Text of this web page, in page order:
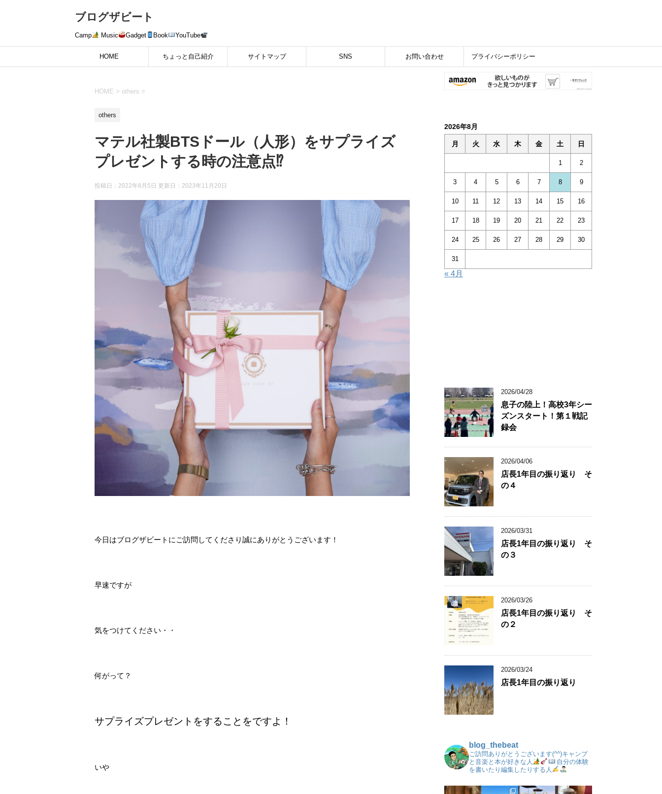
ブログザビート
Camp Music Gadget Book YouTube
HOME ちょっと自己紹介 サイトマップ SNS お問い合わせ プライバシーポリシー
HOME > others >
others
マテル社製BTSドール（人形）をサプライズ
プレゼントする時の注意点⁉︎
投稿日：2022年8月5日 更新日： 2023年11月20日
今日はブログザビートにご訪問してくださり誠にありがとうございます！
早速ですが
気をつけてください・・
何がって？
サプライズプレゼントをすることをですよ！
いや
2026年8月
月 火 水 木 金 土 日
1 2
3 4 5 6 7 8 9
10 11 12 13 14 15 16
17 18 19 20 21 22 23
24 25 26 27 28 29 30
31
« 4月
2026/04/28
息子の陸上！高校3年シー
ズンスタート！第１戦記
録会
2026/04/06
店長1年目の振り返り そ
の４
2026/03/31
店長1年目の振り返り そ
の３
2026/03/26
店長1年目の振り返り そ
の２
2026/03/24
店長1年目の振り返り
blog_thebeat
ご訪問ありがとうございます(^^)キャンプ
と音楽と本が好きな人
自分の体験
を書いたり編集したりする人